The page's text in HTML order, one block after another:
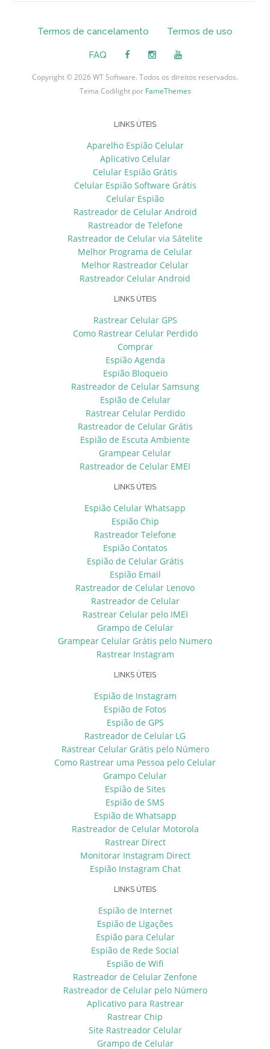
Termos de cancelamento Termos de uso
FAQ
Copyright © 2026 WT Software. Todos os direitos reservados.
Tema Codilight por FameThemes
LINKS ÚTEIS
Aparelho Espião Celular
Aplicativo Celular
Celular Espião Grátis
Celular Espião Software Grátis
Celular Espião
Rastreador de Celular Android
Rastreador de Telefone
Rastreador de Celular via Sátelite
Melhor Programa de Celular
Melhor Rastreador Celular
Rastreador Celular Android
LINKS ÚTEIS
Rastrear Celular GPS
Como Rastrear Celular Perdido
Comprar
Espião Agenda
Espião Bloqueio
Rastreador de Celular Samsung
Espião de Celular
Rastrear Celular Perdido
Rastreador de Celular Grátis
Espião de Escuta Ambiente
Grampear Celular
Rastreador de Celular EMEI
LINKS ÚTEIS
Espião Celular Whatsapp
Espião Chip
Rastreador Telefone
Espião Contatos
Espião de Celular Grátis
Espião Email
Rastreador de Celular Lenovo
Rastreador de Celular
Rastrear Celular pelo IMEI
Grampo de Celular
Grampear Celular Grátis pelo Numero
Rastrear Instagram
LINKS ÚTEIS
Espião de Instagram
Espião de Fotos
Espião de GPS
Rastreador de Celular LG
Rastrear Celular Grátis pelo Número
Como Rastrear uma Pessoa pelo Celular
Grampo Celular
Espião de Sites
Espião de SMS
Espião de Whatsapp
Rastreador de Celular Motorola
Rastrear Direct
Monitorar Instagram Direct
Espião Instagram Chat
LINKS ÚTEIS
Espião de Internet
Espião de Ligações
Espião para Celular
Espião de Rede Social
Espião de Wifi
Rastreador de Celular Zenfone
Rastreador de Celular pelo Número
Aplicativo para Rastrear
Rastrear Chip
Site Rastreador Celular
Grampo de Celular